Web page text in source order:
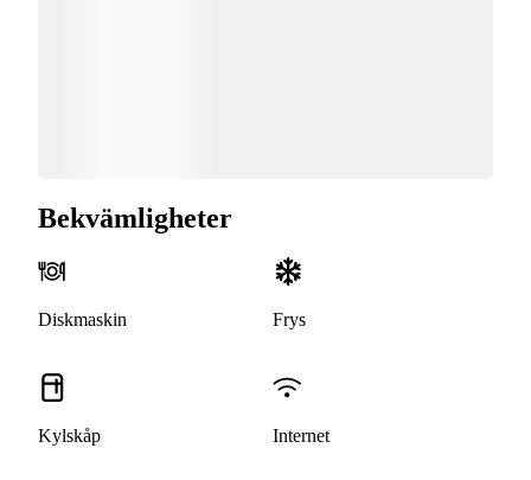
Bekvämligheter
Diskmaskin Frys
Kylskåp Internet